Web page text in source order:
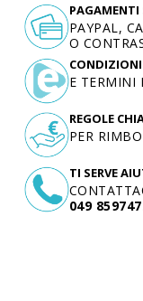
TI SERVE
049
PAGAMENTI
PAYPAL,
O
CONDIZIONI
E TERMINI
REGOLE
PER